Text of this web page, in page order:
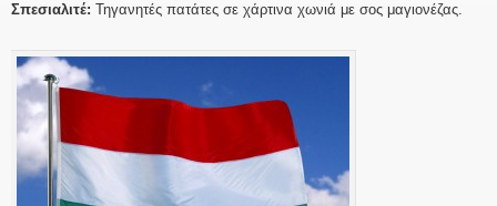
Σπεσιαλιτέ: Τηγανητές πατάτες σε χάρτινα χωνιά με σος μαγιονέζας.